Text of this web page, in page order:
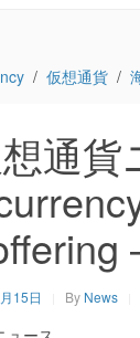
仮想通貨
通貨
15日 By News